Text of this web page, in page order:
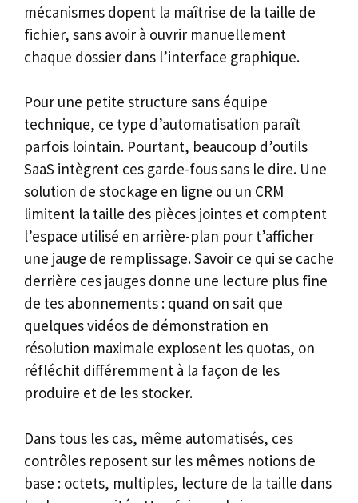
mécanismes dopent la maîtrise de la taille de
fichier, sans avoir à ouvrir manuellement
chaque dossier dans l’interface graphique.
Pour une petite structure sans équipe
technique, ce type d’automatisation paraît
parfois lointain. Pourtant, beaucoup d’outils
SaaS intègrent ces garde-fous sans le dire. Une
solution de stockage en ligne ou un CRM
limitent la taille des pièces jointes et comptent
l’espace utilisé en arrière-plan pour t’afficher
une jauge de remplissage. Savoir ce qui se cache
derrière ces jauges donne une lecture plus fine
de tes abonnements : quand on sait que
quelques vidéos de démonstration en
résolution maximale explosent les quotas, on
réfléchit différemment à la façon de les
produire et de les stocker.
Dans tous les cas, même automatisés, ces
contrôles reposent sur les mêmes notions de
base : octets, multiples, lecture de la taille dans